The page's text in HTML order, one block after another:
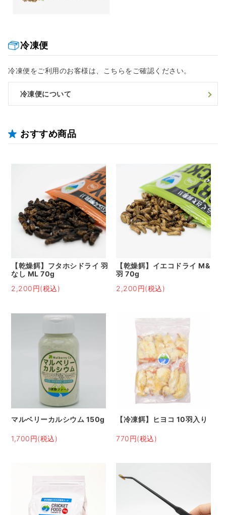
冷凍便
冷凍便をご利用のお客様は、こちらをご確認ください。
冷凍便について
おすすめ商品
【乾燥餌】フタホシドライ 羽
なし ML 70g
2,200円(税込)
【乾燥餌】イエコドライ M&
羽 70g
2,200円(税込)
マルベリーカルシウム 150g
1,700円(税込)
【冷凍餌】ヒヨコ 10羽入り
770円(税込)